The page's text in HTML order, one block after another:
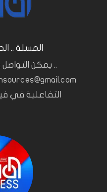
المسلة ..
.. يمكن التواصل
التفاعلية في